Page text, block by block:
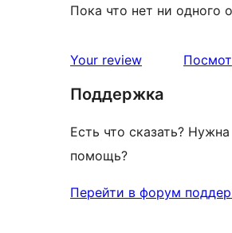
Пока что нет ни одного
Your review
Поддержка
Есть что сказать? Нужна
помощь?
Перейти в форум